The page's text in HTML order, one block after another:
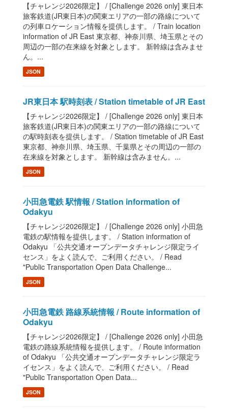
【チャレンジ2026限定】 / [Challenge 2026 only] 東日本
旅客鉄道(JR東日本)の関東エリアの一部の路線について
の列車ロケーション情報を提供します。 / Train location
information of JR East 東京都、神奈川県、埼玉県とその
周辺の一部の在来線を対象とします。 新幹線は含みませ
ん。...
JSON
JR東日本 駅時刻表 / Station timetable of JR East
【チャレンジ2026限定】 / [Challenge 2026 only] 東日本
旅客鉄道(JR東日本)の関東エリアの一部の路線について
の駅時刻表を提供します。 / Station timetable of JR East
東京都、神奈川県、埼玉県、千葉県とその周辺の一部の
在来線を対象とします。 新幹線は含みません。...
JSON
小田急電鉄 駅情報 / Station information of
Odakyu
【チャレンジ2026限定】 / [Challenge 2026 only] 小田急
電鉄の駅情報を提供します。 / Station information of
Odakyu 「公共交通オープンデータチャレンジ限定ライ
センス」をよく読んで、ご利用ください。 / Read
"Public Transportation Open Data Challenge...
JSON
小田急電鉄 路線系統情報 / Route information of
Odakyu
【チャレンジ2026限定】 / [Challenge 2026 only] 小田急
電鉄の路線系統情報を提供します。 / Route information
of Odakyu 「公共交通オープンデータチャレンジ限定ラ
イセンス」をよく読んで、ご利用ください。 / Read
"Public Transportation Open Data...
JSON